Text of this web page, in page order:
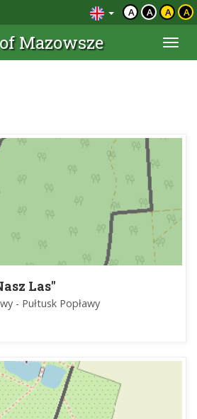
A A A A
Mazowsze
Las"
- Pułtusk Popławy